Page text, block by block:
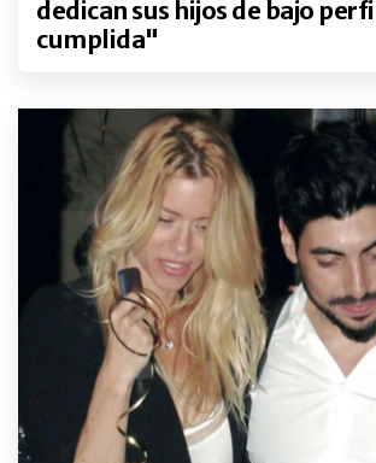
dedican sus hijos de bajo
cumplida"